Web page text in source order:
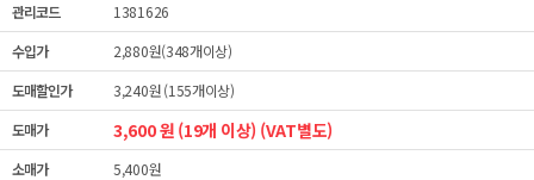
관리코드
1381626
수입가
2,880원(348개이상)
도매할인가
3,240원 (155개이상)
도매가
3,600 원 (19개 이상) (VAT별도)
소매가 5,400원